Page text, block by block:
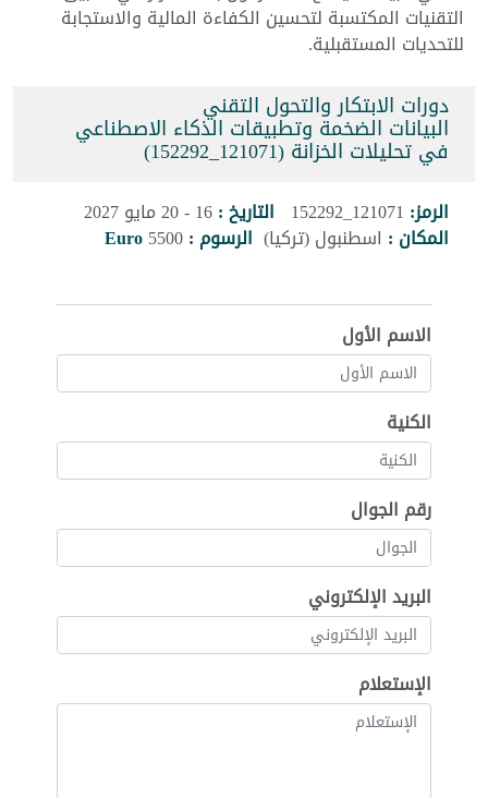
التقنيات المكتسبة لتحسين الكفاءة المالية والاستجابة
للتحديات المستقبلية.
دورات الابتكار والتحول التقني
البيانات الضخمة وتطبيقات الذكاء الاصطناعي
في تحليلات الخزانة (121071_152292)
الرمز: 121071_152292 التاريخ :16 - 20 مايو 2027
المكان : اسطنبول (تركيا) الرسوم :5500
Euro
الاسم الأول
الكنية
رقم الجوال
البريد الإلكتروني
الإستعلام